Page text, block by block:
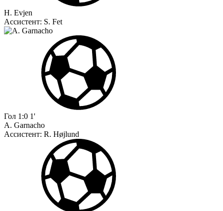
H. Evjen
Ассистент: S. Fet
Гол 1:0 1'
A. Garnacho
Ассистент: R. Højlund